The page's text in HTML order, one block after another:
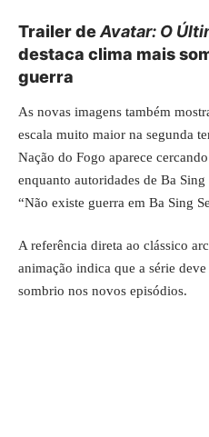
Trailer deAvatar: O
destaca clima mais
guerra
As novas imagens também
escala muito maior na segunda
Nação do Fogo aparece
enquanto autoridades de Ba Sing
“Não existe guerra em Ba Sing
A referência direta ao clássico
animação indica que a série
sombrio nos novos episódios.